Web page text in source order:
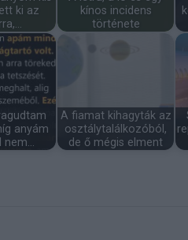
ki az
kínos incidens
története
anyám
nem…
A fiamat kihagyták az
osztálytalálkozóból,
de ő mégis elment